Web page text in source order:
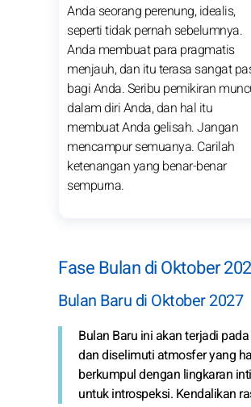
Anda seorang perenung, idealis,
seperti tidak pernah sebelumnya.
Anda membuat para pragmatis
menjauh, dan itu terasa sangat
bagi Anda. Seribu pemikiran
dalam diri Anda, dan hal itu
membuat Anda gelisah. Jangan
mencampur semuanya. Carilah
ketenangan yang benar-benar
sempurna.
Fase Bulan di Oktober
Bulan Baru di Oktober 2027
Bulan Baru ini akan terjadi
dan diselimuti atmosfer yang
berkumpul dengan lingkaran
untuk introspeksi. Kendalikan